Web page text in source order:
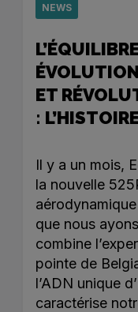
NEWS
ET
:
Il y a un mois,
la nouvelle
que nous
combine
pointe de
l’ADN unique
caractérise